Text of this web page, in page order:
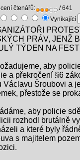
čtenářů:
/ 641
Vynikající
PRÁV, JENŽ
TÝDEN NA
aby
a překročení §6
Václavu Šroubovi a
přestože se
aby policie
rozhodl brutálně
a které byly
s majitelem